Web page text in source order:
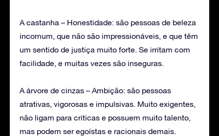
A castanha – Honestidade: são pessoas de beleza
incomum, que não são impressionáveis, e que têm
um sentido de justiça muito forte. Se irritam com
facilidade, e muitas vezes são inseguras.
A árvore de cinzas – Ambição: são pessoas
atrativas, vigorosas e impulsivas. Muito exigentes,
não ligam para criticas e possuem muito talento,
mas podem ser egoístas e racionais demais.